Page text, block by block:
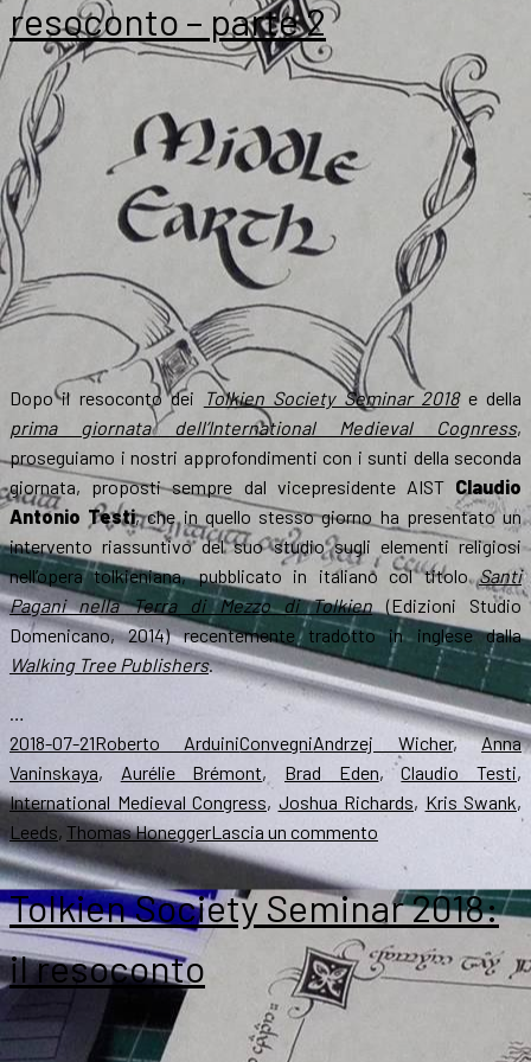
2019
resoconto – parte 2
Dopo il resoconto dei Tolkien Society Seminar 2018e della
prima giornata dell’International Medieval Cognress,
proseguiamo i nostri approfondimenti con i sunti della seconda
giornata, proposti sempre dal vicepresidente AIST Claudio
Antonio Testi, che in quello stesso giorno ha presentato un
intervento riassuntivo del suo studio sugli elementi religiosi
nell’opera tolkieniana, pubblicato in italiano col titoloSanti
Pagani nella Terra di Mezzo di Tolkien(Edizioni Studio
Domenicano, 2014) recentemente tradotto in inglese dalla
Walking Tree Publishers.
…
Scritto
il
2018-07-21Autore
Roberto ArduiniCategorie
ConvegniTag
Andrzej Wicher,Anna
Vaninskaya, Aurélie Brémont, Brad Eden,Claudio Testi,
International Medieval Congress, Joshua Richards, Kris Swank,
Leeds, Thomas HoneggerLascia un commento
all’IMC
2018,
il
resoconto
Tolkien Society Seminar 2018:
il resoconto